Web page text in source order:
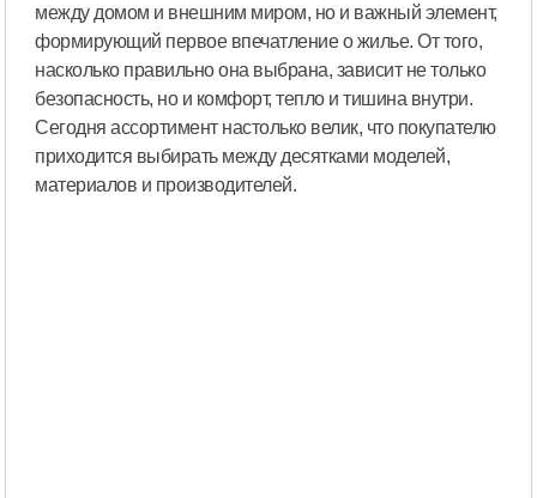
между домом и внешним миром, но и важный элемент,
формирующий первое впечатление о жилье. От того,
насколько правильно она выбрана, зависит не только
безопасность, но и комфорт, тепло и тишина внутри.
Сегодня ассортимент настолько велик, что покупателю
приходится выбирать между десятками моделей,
материалов и производителей.